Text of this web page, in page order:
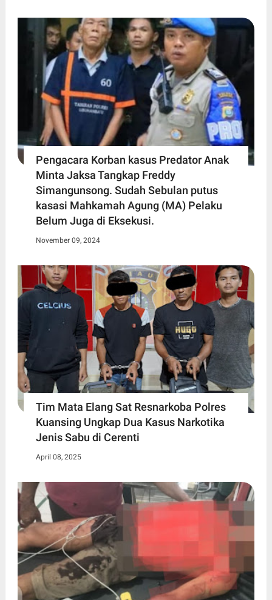
Pengacara Korban kasus Predator Anak
Minta Jaksa Tangkap Freddy
Simangunsong. Sudah Sebulan putus
kasasi Mahkamah Agung (MA) Pelaku
Belum Juga di Eksekusi.
November 09, 2024
Tim Mata Elang Sat Resnarkoba Polres
Kuansing Ungkap Dua Kasus Narkotika
Jenis Sabu di Cerenti
April 08, 2025